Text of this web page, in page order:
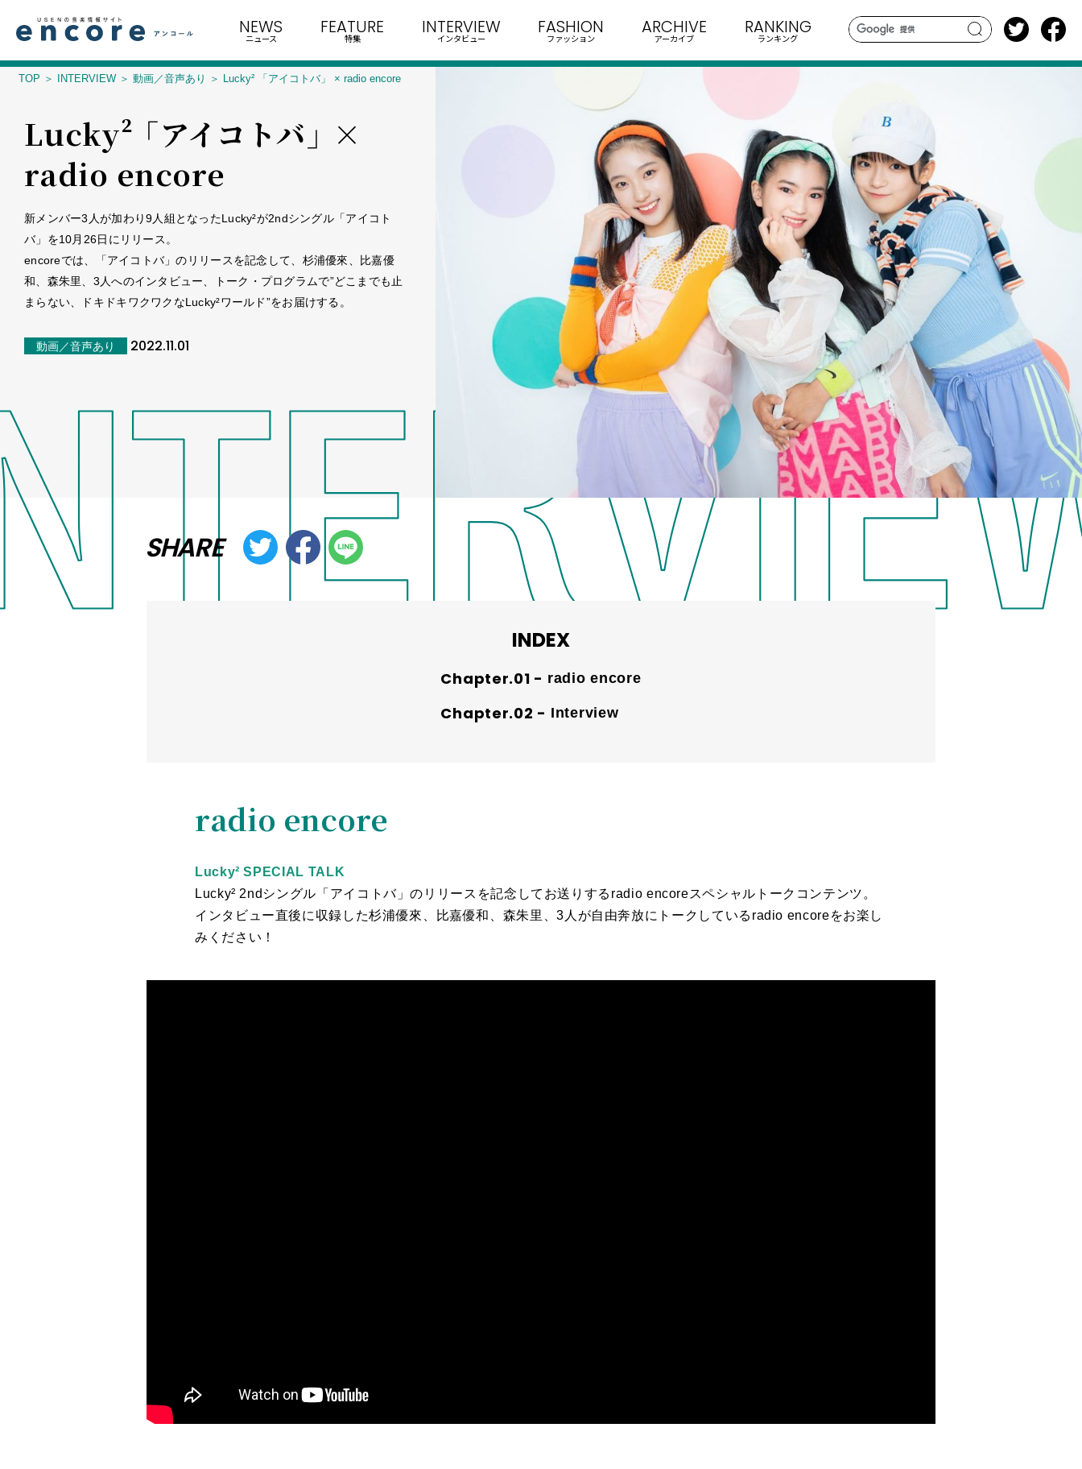
search
NEWS
ニュース
FEATURE
特集
INTERVIEW
インタビュー
FASHION
ファッション
ARCHIVE
アーカイブ
RANKING
ランキング
TOP INTERVIEW 動画／音声あり Lucky² 「アイコトバ」 × radio encore
Lucky² 「アイコトバ」 ×
radio encore
新メンバー3人が加わり9人組となったLucky²が2ndシングル「アイコト
バ」を10月26日にリリース。
encoreでは、「アイコトバ」のリリースを記念して、杉浦優來、比嘉優
和、森朱里、3人へのインタビュー、トーク・プログラムで”どこまでも止
まらない、ドキドキワクワクなLucky²ワールド”をお届けする。
動画／音声あり 2022.11.01
SHARE
INDEX
radio encore
Interview
radio encore
Lucky² SPECIAL TALK
Lucky² 2ndシングル「アイコトバ」のリリースを記念してお送りするradio encoreスペシャルトークコンテンツ。
インタビュー直後に収録した杉浦優來、比嘉優和、森朱里、3人が自由奔放にトークしているradio encoreをお楽し
みください！